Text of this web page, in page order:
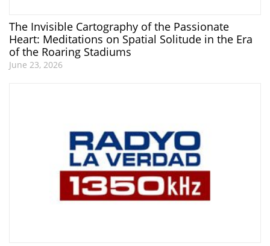
The Invisible Cartography of the Passionate
Heart: Meditations on Spatial Solitude in the Era
of the Roaring Stadiums
June 23, 2026